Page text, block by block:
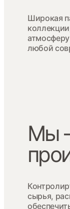
Широкая
любой
Мы
сырья,